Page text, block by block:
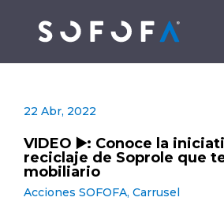
22 Abr, 2022
VIDEO ▶️: Conoce la
reciclaje de Soprole que
mobiliario
Acciones SOFOFA, Carrusel